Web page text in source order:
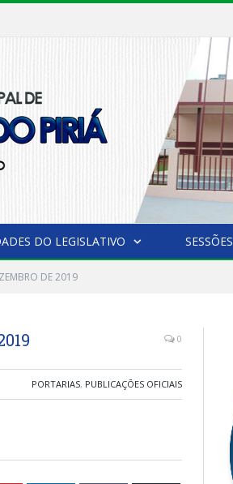
DO LEGISLATIVO SESSÕES
DE 2019
0
PORTARIAS, PUBLICAÇÕES OFICIAIS